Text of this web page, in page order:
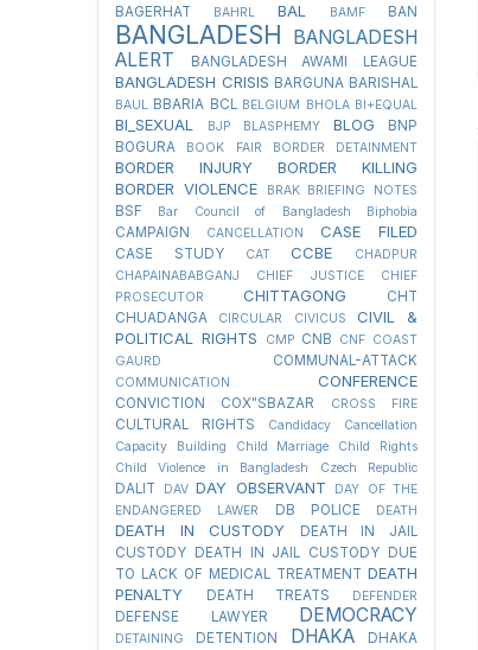
BAGERHAT BAHRL BAL BAMF BAN
BANGLADESH
BANGLADESH
ALERT
BANGLADESH AWAMI LEAGUE
BANGLADESH CRISIS BARGUNA BARISHAL
BAUL BBARIA BCL BELGIUM BHOLA BI+EQUAL
BI_SEXUAL BJP BLASPHEMY BLOG
BNP
BOGURA
BOOK FAIR BORDER DETAINMENT
BORDER INJURY
BORDER KILLING
BORDER VIOLENCE
BRAK BRIEFING NOTES
BSF Bar Council of Bangladesh Biphobia
CAMPAIGN CANCELLATION CASE FILED
CASE STUDY CAT CCBE
CHADPUR
CHAPAINABABGANJ
CHIEF JUSTICE
CHIEF
PROSECUTOR
CHITTAGONG
CHT
CHUADANGA
CIRCULAR CIVICUS
CIVIL &
POLITICAL RIGHTS
CMP CNB CNF COAST
GAURD
COMMUNAL-ATTACK
COMMUNICATION CONFERENCE
CONVICTION COX"SBAZAR CROSS FIRE
CULTURAL RIGHTS
Candidacy Cancellation
Capacity Building
Child Marriage
Child Rights
Child Violence in Bangladesh
Czech Republic
DALIT DAV DAY OBSERVANT
DAY OF THE
ENDANGERED LAWER
DB POLICE DEATH
DEATH IN CUSTODY
DEATH IN JAIL
CUSTODY
DEATH IN JAIL CUSTODY DUE
TO LACK OF MEDICAL TREATMENT DEATH
PENALTY
DEATH TREATS DEFENDER
DEFENSE LAWYER DEMOCRACY
DETAINING DETENTION DHAKA
DHAKA